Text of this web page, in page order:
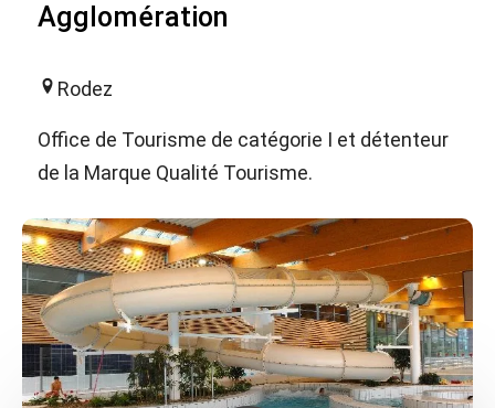
Agglomération
Rodez
Office de Tourisme de catégorie I et détenteur
de la Marque Qualité Tourisme.